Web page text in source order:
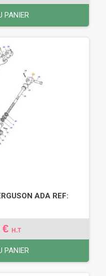
PANIER
ADA REF:
€ H.T
PANIER